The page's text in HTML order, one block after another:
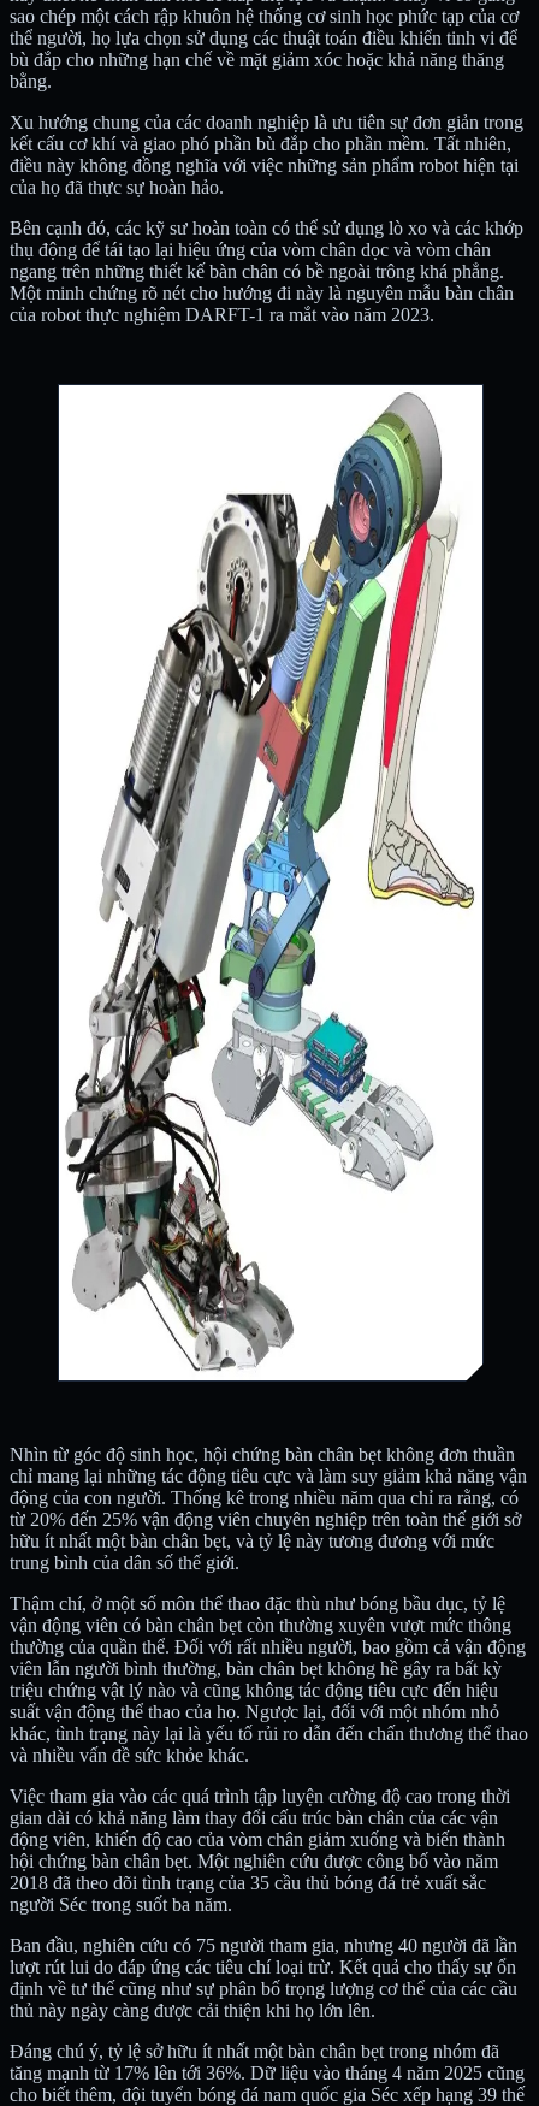
sao chép một cách rập khuôn hệ thống cơ sinh học phức tạp của cơ
thể người, họ lựa chọn sử dụng các thuật toán điều khiển tinh vi để
bù đắp cho những hạn chế về mặt giảm xóc hoặc khả năng thăng
bằng.
Xu hướng chung của các doanh nghiệp là ưu tiên sự đơn giản trong
kết cấu cơ khí và giao phó phần bù đắp cho phần mềm. Tất nhiên,
điều này không đồng nghĩa với việc những sản phẩm robot hiện tại
của họ đã thực sự hoàn hảo.
Bên cạnh đó, các kỹ sư hoàn toàn có thể sử dụng lò xo và các khớp
thụ động để tái tạo lại hiệu ứng của vòm chân dọc và vòm chân
ngang trên những thiết kế bàn chân có bề ngoài trông khá phẳng.
Một minh chứng rõ nét cho hướng đi này là nguyên mẫu bàn chân
của robot thực nghiệm DARFT-1 ra mắt vào năm 2023.
Nhìn từ góc độ sinh học, hội chứng bàn chân bẹt không đơn thuần
chỉ mang lại những tác động tiêu cực và làm suy giảm khả năng vận
động của con người. Thống kê trong nhiều năm qua chỉ ra rằng, có
từ 20% đến 25% vận động viên chuyên nghiệp trên toàn thế giới sở
hữu ít nhất một bàn chân bẹt, và tỷ lệ này tương đương với mức
trung bình của dân số thế giới.
Thậm chí, ở một số môn thể thao đặc thù như bóng bầu dục, tỷ lệ
vận động viên có bàn chân bẹt còn thường xuyên vượt mức thông
thường của quần thể. Đối với rất nhiều người, bao gồm cả vận động
viên lẫn người bình thường, bàn chân bẹt không hề gây ra bất kỳ
triệu chứng vật lý nào và cũng không tác động tiêu cực đến hiệu
suất vận động thể thao của họ. Ngược lại, đối với một nhóm nhỏ
khác, tình trạng này lại là yếu tố rủi ro dẫn đến chấn thương thể thao
và nhiều vấn đề sức khỏe khác.
Việc tham gia vào các quá trình tập luyện cường độ cao trong thời
gian dài có khả năng làm thay đổi cấu trúc bàn chân của các vận
động viên, khiến độ cao của vòm chân giảm xuống và biến thành
hội chứng bàn chân bẹt. Một nghiên cứu được công bố vào năm
2018 đã theo dõi tình trạng của 35 cầu thủ bóng đá trẻ xuất sắc
người Séc trong suốt ba năm.
Ban đầu, nghiên cứu có 75 người tham gia, nhưng 40 người đã lần
lượt rút lui do đáp ứng các tiêu chí loại trừ. Kết quả cho thấy sự ổn
định về tư thế cũng như sự phân bố trọng lượng cơ thể của các cầu
thủ này ngày càng được cải thiện khi họ lớn lên.
Đáng chú ý, tỷ lệ sở hữu ít nhất một bàn chân bẹt trong nhóm đã
tăng mạnh từ 17% lên tới 36%. Dữ liệu vào tháng 4 năm 2025 cũng
cho biết thêm, đội tuyển bóng đá nam quốc gia Séc xếp hạng 39 thế